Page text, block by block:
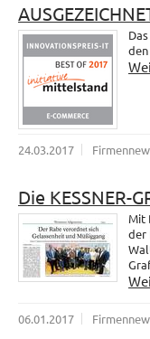
24.03.2017
Die KESSNER-
Mit
der
06.01.2017